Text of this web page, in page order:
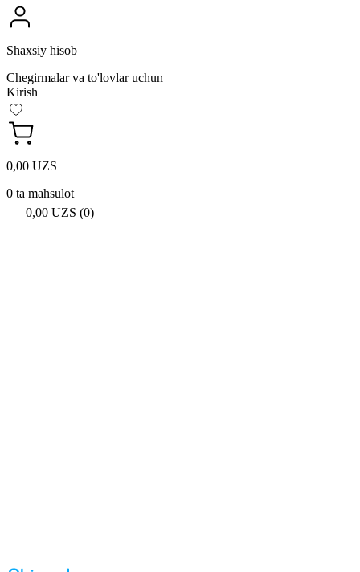
Shaxsiy hisob
Chegirmalar va to'lovlar uchun
Kirish
0,00 UZS
0 ta mahsulot
0,00 UZS (0)